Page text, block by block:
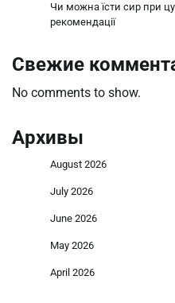
Чи можна їсти сир при
рекомендації
Свежие
No comments to show.
Архивы
August 2026
July 2026
June 2026
May 2026
April 2026